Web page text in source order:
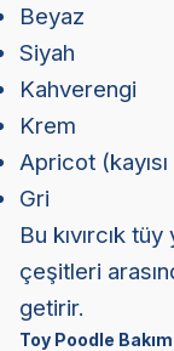
Beyaz
Siyah
Kahverengi
Krem
Apricot
Gri
Bu kıvırcık
çeşitleri
getirir.
Toy Poodle